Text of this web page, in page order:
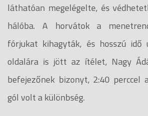
láthatóan megelégelte, és
hálóba. A horvátok a
fórjukat kihagyták, és hosszú idő
oldalára is jött az ítélet, Nagy
befejezőnek bizonyt, 2:40 perccel
gól volt a különbség.